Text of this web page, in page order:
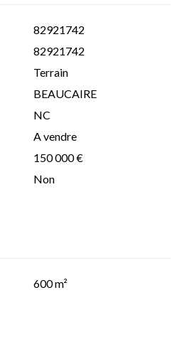
82921742
82921742
Terrain
BEAUCAIRE
NC
A vendre
150 000 €
Non
600 m²